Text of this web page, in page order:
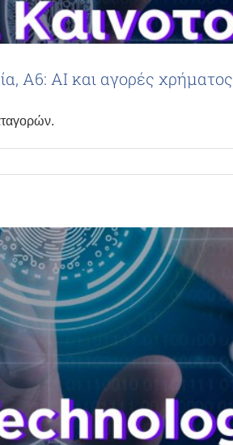
Α6: AI και αγορές χρήματος